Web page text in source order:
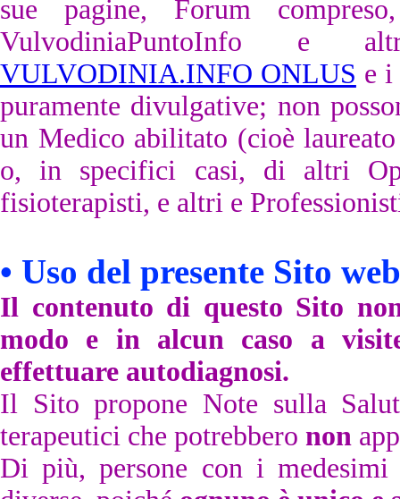
sue pagine, Forum
VulvodiniaPuntoInfo e
VULVODINIA.INFO ONLUS e
puramente divulgative; non
un Medico abilitato (cioè
o, in specifici casi, di altri
fisioterapisti, e altri e
• Uso del presente Sito web
Il contenuto di questo Sito
modo e in alcun caso a
effettuare autodiagnosi.
Il Sito propone Note sulla
terapeutici che potrebbero non
Di più, persone con i medesimi